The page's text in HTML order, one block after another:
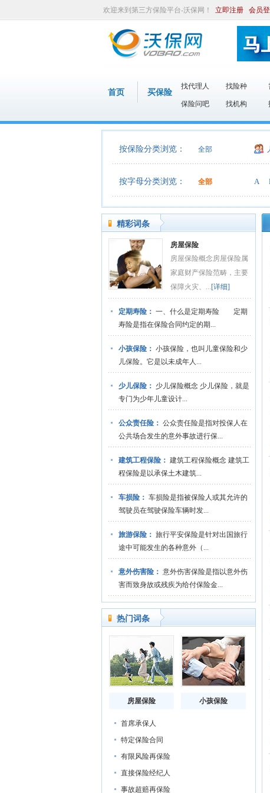
欢迎来到第三方保险平台-沃保网！ 立即注册 会员
首页 买保险
找代理人 找险种
保险问吧 找机构
按保险分类浏览： 全部
按字母分类浏览： 全部 A
精彩词条
房屋保险
房屋保险概念房屋保险属
家庭财产保险范畴，主要
保障火灾、...[详细]
定期寿险： 一、什么是定期寿险 定期
寿险是指在保险合同约定的期...
小孩保险： 小孩保险，也叫儿童保险和少
儿保险。它是以未成年人...
少儿保险： 少儿保险概念 少儿保险，就是
专门为少年儿童设计...
公众责任险： 公众责任险是指对投保人在
公共场合发生的意外事故进行保...
建筑工程保险： 建筑工程保险概念 建筑工
程保险是以承保土木建筑...
车损险： 车损险是指被保险人或其允许的
驾驶员在驾驶保险车辆时发...
旅游保险： 旅行平安保险是针对出国旅行
途中可能发生的各种意外（...
意外伤害险： 意外伤害保险是指以意外伤
害而致身故或残疾为给付保险金...
热门词条
房屋保险 小孩保险
首席承保人
特定保险合同
有限风险再保险
直接保险经纪人
事故超赔再保险